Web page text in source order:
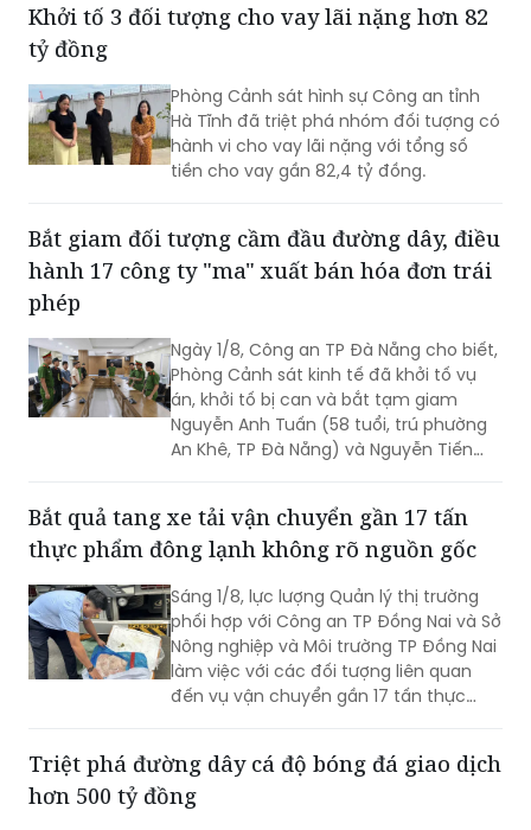
việc đến Văn phòng Cơ quan Cảnh sát
Khởi tố 3 đối tượng cho vay lãi nặng hơn 82
tỷ đồng
Phòng Cảnh sát hình sự Công an tỉnh
Hà Tĩnh đã triệt phá nhóm đối tượng có
hành vi cho vay lãi nặng với tổng số
tiền cho vay gần 82,4 tỷ đồng.
Bắt giam đối tượng cầm đầu đường dây, điều
hành 17 công ty "ma" xuất bán hóa đơn trái
phép
Ngày 1/8, Công an TP Đà Nẵng cho biết,
Phòng Cảnh sát kinh tế đã khởi tố vụ
án, khởi tố bị can và bắt tạm giam
Nguyễn Anh Tuấn (58 tuổi, trú phường
An Khê, TP Đà Nẵng) và Nguyễn Tiến
phép hóa đơn.
Bắt quả tang xe tải vận chuyển gần 17 tấn
thực phẩm đông lạnh không rõ nguồn gốc
Sáng 1/8, lực lượng Quản lý thị trường
phối hợp với Công an TP Đồng Nai và Sở
Nông nghiệp và Môi trường TP Đồng Nai
làm việc với các đối tượng liên quan
đến vụ vận chuyển gần 17 tấn thực
Triệt phá đường dây cá độ bóng đá giao dịch
hơn 500 tỷ đồng